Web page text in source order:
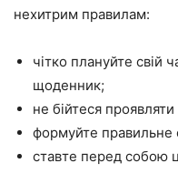
нехитрим правилам:
чітко плануйте свій
щоденник;
не бійтеся
формуйте правильне
ставте перед собою